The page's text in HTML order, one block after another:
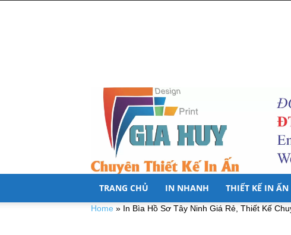
TRANG CHỦ IN NHANH THIẾT KẾ IN ẤN
Home » In Bìa Hồ Sơ Tây Ninh Giá Rẻ, Thiết Kế